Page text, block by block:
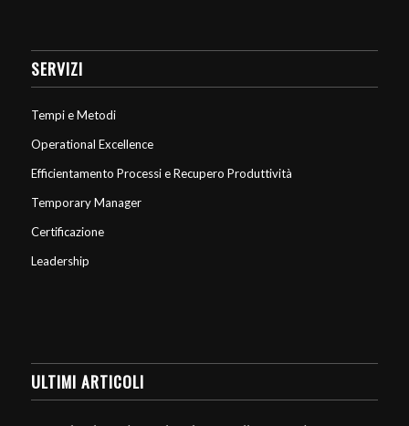
SERVIZI
Tempi e Metodi
Operational Excellence
Efficientamento Processi e Recupero Produttività
Temporary Manager
Certificazione
Leadership
ULTIMI ARTICOLI